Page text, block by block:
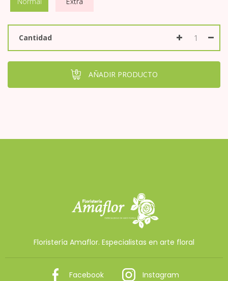
Cantidad
AÑADIR PRODUCTO
Floristería Amaflor. Especialistas en arte floral
Facebook Instagram